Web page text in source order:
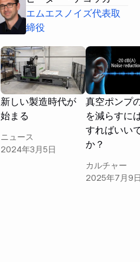
エムエスノイズ代表取
締役
新しい製造時代が
始まる
ニュース
2024年3月5日
真空ポンプ
を減らすに
すればいい
か？
カルチャー
2025年7月9